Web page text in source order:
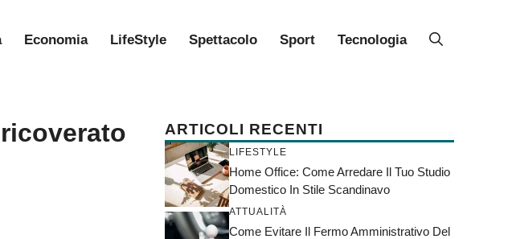
Economia LifeStyle Spettacolo Sport Tecnologia
ARTICOLI RECENTI
LIFESTYLE
Home Office: Come Arredare Il Tuo Studio
Domestico In Stile Scandinavo
ATTUALITÀ
Come Evitare Il Fermo Amministrativo Del